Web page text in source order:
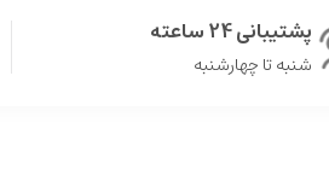
پشتیبانی 24 ساعته
شنبه تا چهارشنبه